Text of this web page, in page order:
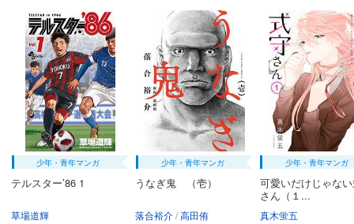
少年・青年マンガ
テルスター’86 1
草場道輝
少年・青年マンガ
うなぎ鬼 （壱）
落合裕介 高田侑
少年・青年マンガ
可愛いだけじゃな
さん（１...
真木蛍五